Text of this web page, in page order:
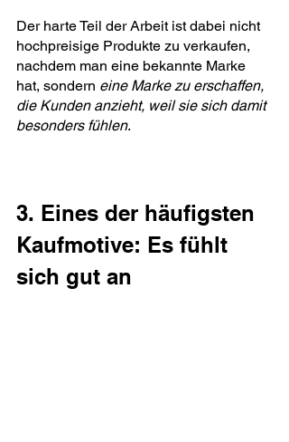
Der harte Teil der Arbeit ist dabei nicht
hochpreisige Produkte zu verkaufen,
nachdem man eine bekannte Marke
hat, sondern eine Marke zu erschaffen,
die Kunden anzieht, weil sie sich damit
besonders fühlen.
3. Eines der häufigsten
Kaufmotive: Es fühlt
sich gut an